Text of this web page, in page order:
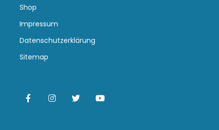
Shop
Impressum
Datenschutzerklärung
Sitemap